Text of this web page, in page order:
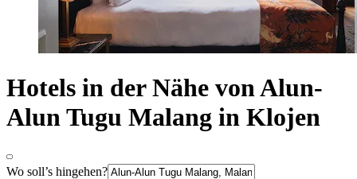
Hotels in der Nähe von Alun-
Alun Tugu Malang in Klojen
Wo soll’s hingehen?